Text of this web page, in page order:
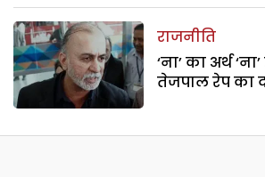
राजनीति
‘ना’ का अर्थ
तेजपाल रेप का